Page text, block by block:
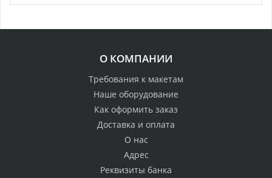
О КОМПАНИИ
Требования к макетам
Наше оборудование
Как оформить заказ
Доставка и оплата
О нас
Адрес
Реквизиты банка